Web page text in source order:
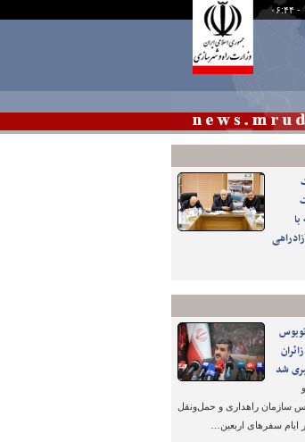
اتوبوس
شد
سازمان راهداری و حمل‌ونقل
سفرهای اربعین…